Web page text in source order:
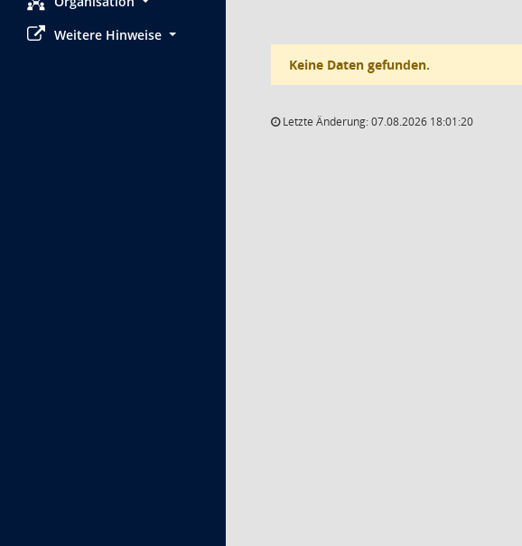
Weitere Hinweise
Keine Daten gefunden.
Letzte Änderung: 07.08.2026 18:01:20